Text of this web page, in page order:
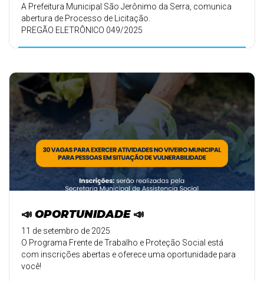
A Prefeitura Municipal São Jerônimo da Serra, comunica
abertura de Processo de Licitação.
PREGÃO ELETRÔNICO 049/2025
📣 OPORTUNIDADE 📣
11 de setembro de 2025
O Programa Frente de Trabalho e Proteção Social está
com inscrições abertas e oferece uma oportunidade para
você!